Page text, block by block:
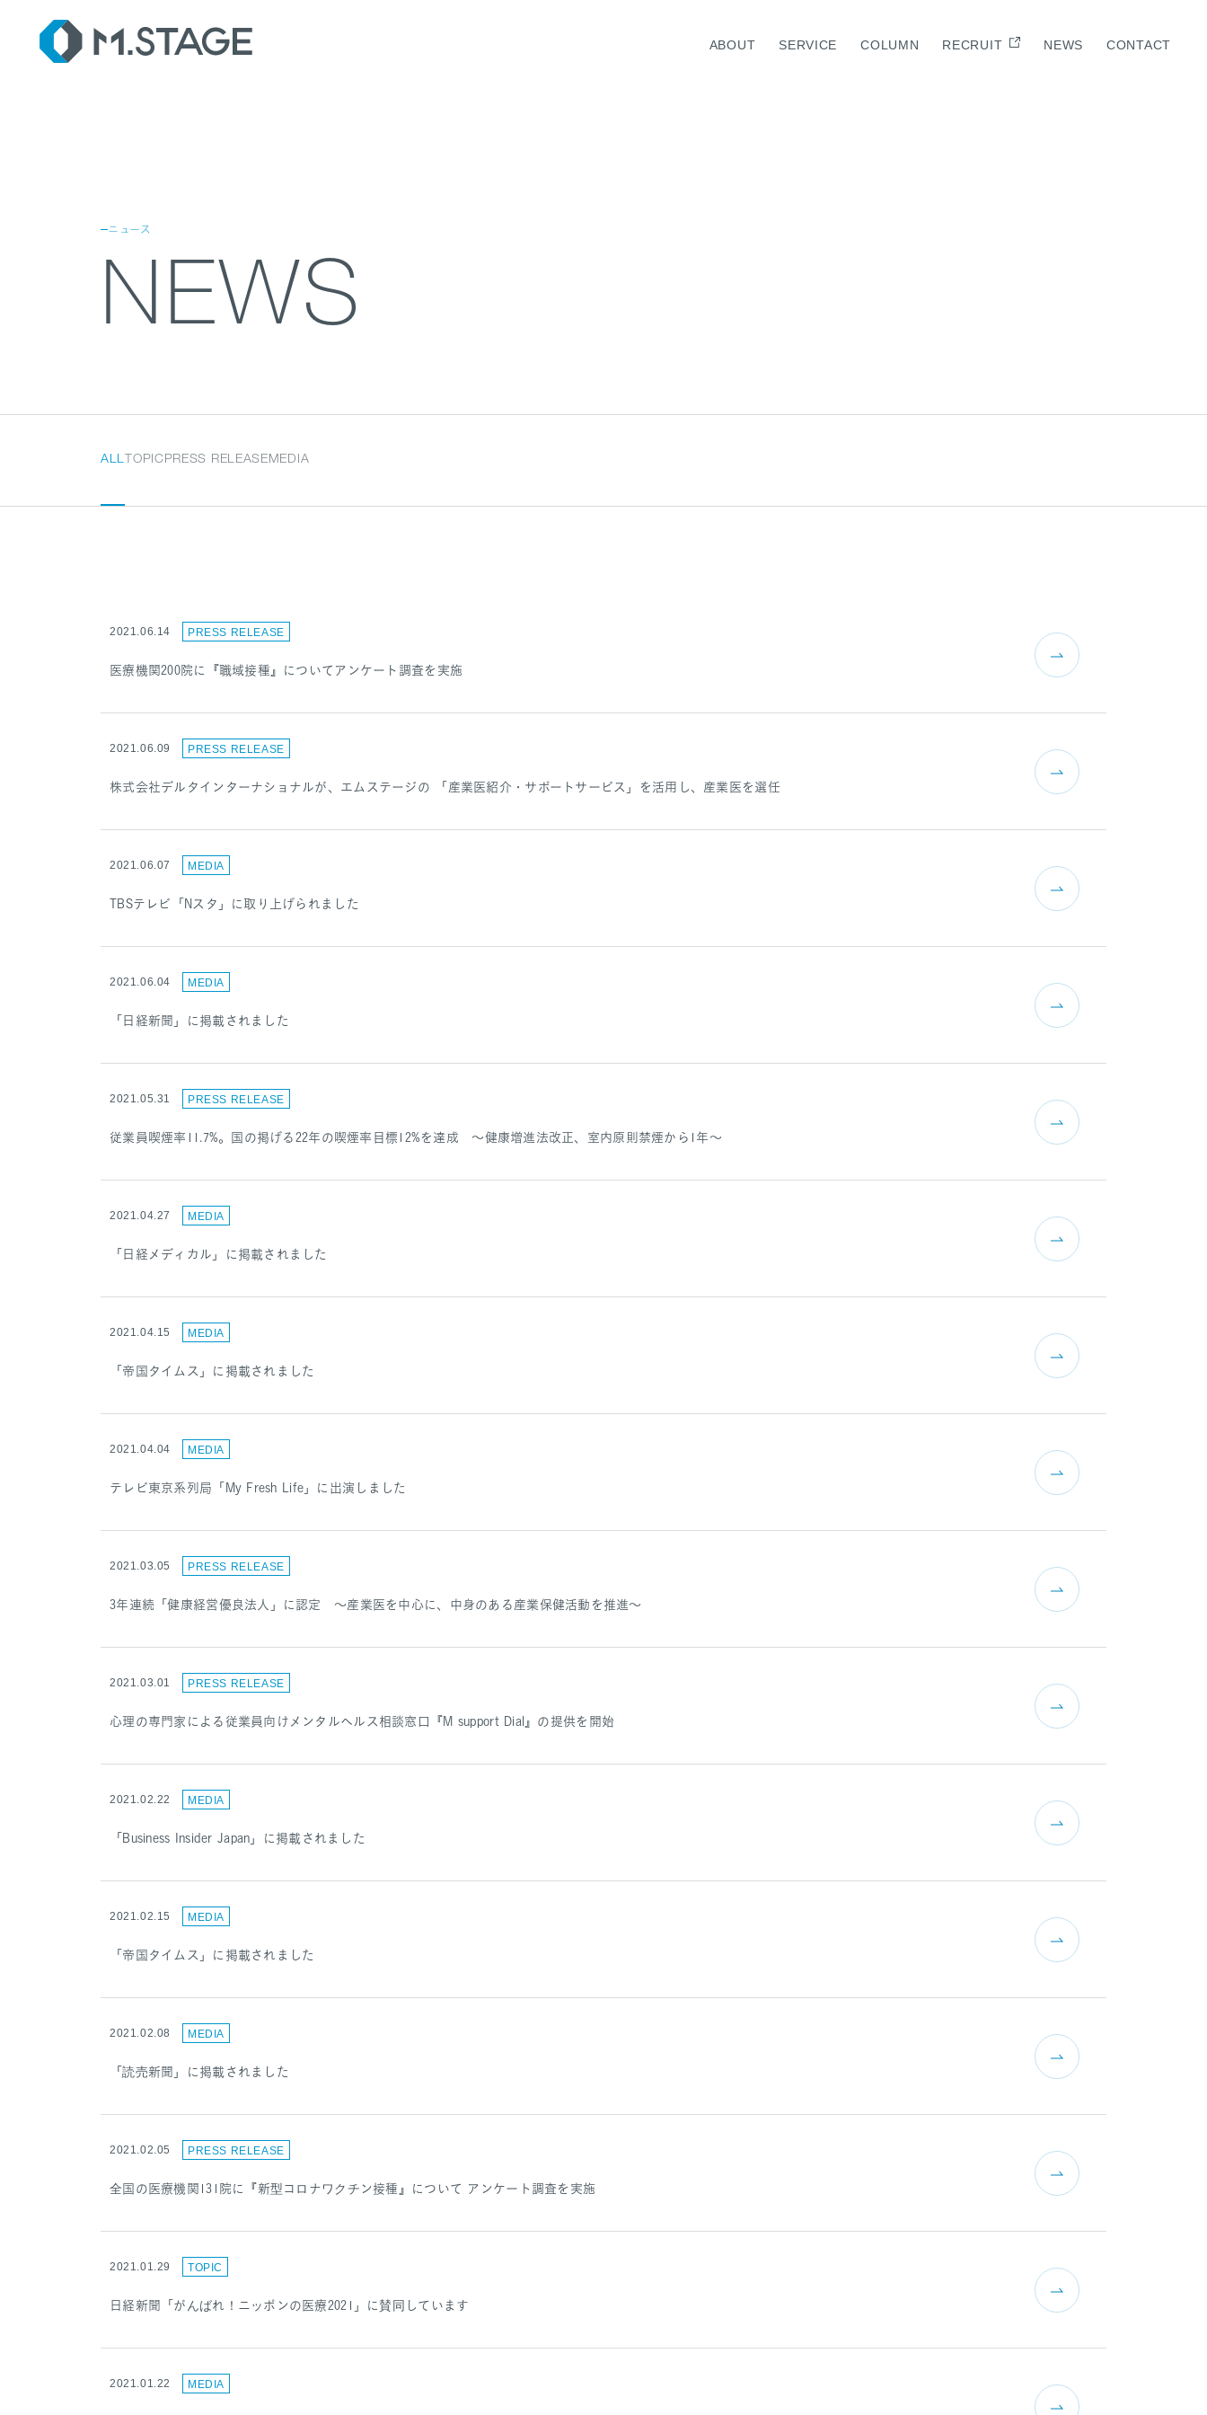
ABOUT SERVICE COLUMN RECRUIT NEWS CONTACT
ニュース
NEWS
ALL TOPICPRESS RELEASEMEDIA
2021.06.14 PRESS RELEASE
医療機関200院に『職域接種』についてアンケート調査を実施
2021.06.09 PRESS RELEASE
株式会社デルタインターナショナルが、エムステージの 「産業医紹介・サポートサービス」を活用し、産業医を選任
2021.06.07 MEDIA
TBSテレビ「Nスタ」に取り上げられました
2021.06.04 MEDIA
「日経新聞」に掲載されました
2021.05.31 PRESS RELEASE
従業員喫煙率11.7%。国の掲げる22年の喫煙率目標12%を達成 ～健康増進法改正、室内原則禁煙から1年～
2021.04.27 MEDIA
「日経メディカル」に掲載されました
2021.04.15 MEDIA
「帝国タイムス」に掲載されました
2021.04.04 MEDIA
テレビ東京系列局「My Fresh Life」に出演しました
2021.03.05 PRESS RELEASE
3年連続「健康経営優良法人」に認定 ～産業医を中心に、中身のある産業保健活動を推進～
2021.03.01 PRESS RELEASE
心理の専門家による従業員向けメンタルヘルス相談窓口『M support Dial』の提供を開始
2021.02.22 MEDIA
「Business Insider Japan」に掲載されました
2021.02.15 MEDIA
「帝国タイムス」に掲載されました
2021.02.08 MEDIA
「読売新聞」に掲載されました
2021.02.05 PRESS RELEASE
全国の医療機関131院に『新型コロナワクチン接種』について アンケート調査を実施
2021.01.29 TOPIC
日経新聞「がんばれ！ニッポンの医療2021」に賛同しています
2021.01.22 MEDIA